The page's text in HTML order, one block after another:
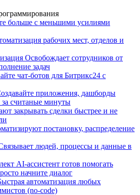
больше с меньшими усилиями
рабочих мест, отделов и
Освобождает сотрудников от
задач
чат-ботов для Битрикс24 с
приложения, дашборды
за считаные минуты
закрывать сделки быстрее и не
постановку, распределение
людей, процессы и данные в
AI-ассистент готов помогать
начните диалог
автоматизация любых
(no-code)